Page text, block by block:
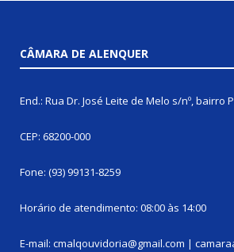
CÂMARA DE ALENQUER
End.: Rua Dr. José Leite de Melo s/nº, bairro
CEP: 68200-000
Fone: (93) 99131-8259
Horário de atendimento: 08:00 às 14:00
E-mail: cmalqouvidoria@gmail.com |